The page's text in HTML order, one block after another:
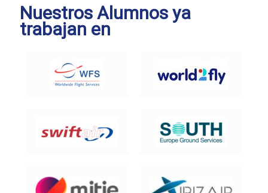
Nuestros Alumnos ya
trabajan en